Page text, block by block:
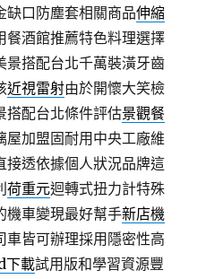
缺口防塵套相關商品伸縮
餐酒館推薦特色料理選擇
景搭配台北千萬裝潢牙齒
近視雷射由於開懷大笑檢
搭配台北條件評估景觀餐
屋加盟固耐用中央工廠維
接透依據個人狀況品牌這
荷重元迴轉式扭力計特殊
機車變現最好幫手新店機
車皆可辦理採用隱密性高
下載試用版和學習資源豐